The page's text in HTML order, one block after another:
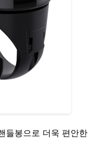
들봉으로 더욱 편안한